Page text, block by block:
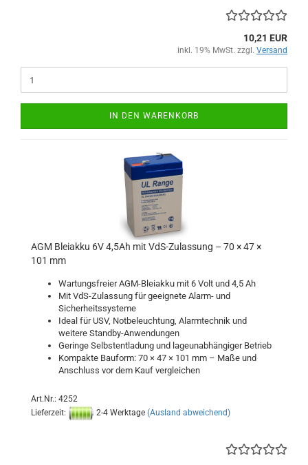
10,21 EUR
inkl. 19% MwSt. zzgl. Versand
IN DEN WARENKORB
AGM Bleiakku 6V 4,5Ah mit VdS-Zulassung – 70 × 47 ×
101 mm
Wartungsfreier AGM-Bleiakku mit 6 Volt und 4,5 Ah
Mit VdS-Zulassung für geeignete Alarm- und
Sicherheitssysteme
Ideal für USV, Notbeleuchtung, Alarmtechnik und
weitere Standby-Anwendungen
Geringe Selbstentladung und lageunabhängiger Betrieb
Kompakte Bauform: 70 × 47 × 101 mm – Maße und
Anschluss vor dem Kauf vergleichen
Art.Nr.: 4252
Lieferzeit:
2-4 Werktage (Ausland abweichend)